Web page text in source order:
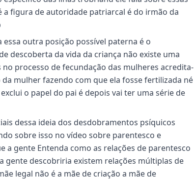
a figura de autoridade patriarcal é do irmão da
outra posição possível paterna é o
descoberta da vida da criança não existe uma
processo de fecundação das mulheres acredita-
mulher fazendo com que ela fosse fertilizada né
o papel do pai é depois vai ter uma série de
dessa ideia dos desdobramentos psíquicos
sobre isso no vídeo sobre parentesco e
gente Entenda como as relações de parentesco
gente descobriria existem relações múltiplas de
legal não é a mãe de criação a mãe de